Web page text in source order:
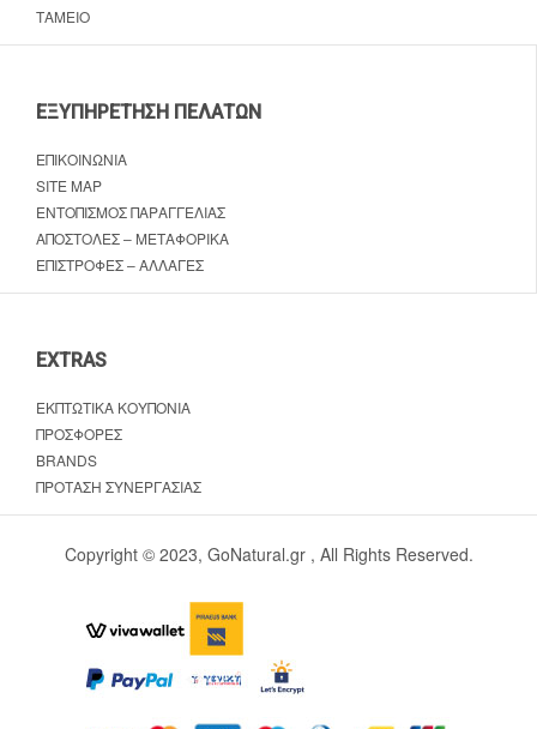
ΤΑΜΕΊΟ
ΕΞΥΠΗΡΈΤΗΣΗ ΠΕΛΑΤΏΝ
ΕΠΙΚΟΙΝΩΝΊΑ
SITE MAP
ΕΝΤΟΠΙΣΜΌΣ ΠΑΡΑΓΓΕΛΊΑΣ
ΑΠΟΣΤΟΛΈΣ – ΜΕΤΑΦΟΡΙΚΆ
ΕΠΙΣΤΡΟΦΈΣ – ΑΛΛΑΓΈΣ
EXTRAS
ΕΚΠΤΩΤΙΚΆ ΚΟΥΠΌΝΙΑ
ΠΡΟΣΦΟΡΈΣ
BRANDS
ΠΡΌΤΑΣΗ ΣΥΝΕΡΓΑΣΊΑΣ
Copyright © 2023, GoNatural.gr , All Rights Reserved.